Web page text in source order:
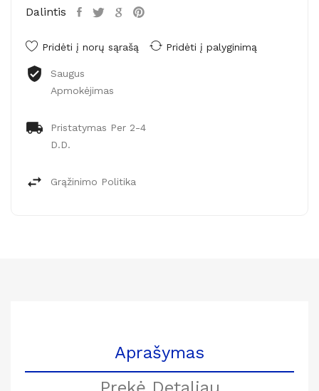
Dalintis
Pridėti į norų sąrašą Pridėti į palyginimą
Saugus
Apmokėjimas
Pristatymas Per 2-4
D.d.
Grąžinimo Politika
Aprašymas